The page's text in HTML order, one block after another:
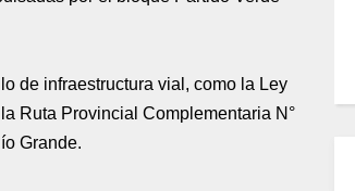
de infraestructura vial, como la Ley
Ruta Provincial Complementaria N°
Grande.